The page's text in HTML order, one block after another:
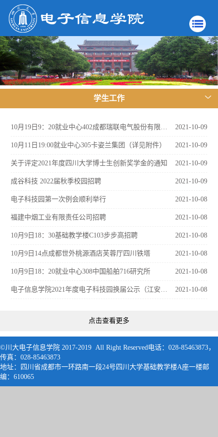
学生工作
2021-10-09
2021-10-09
10月11日19:00就业中心305卡姿兰集团（详见附件）
2021-10-09
关于评定2021年度四川大学博士生创新奖学金的通知
2021-10-09
成谷科技 2022届秋季校园招聘
2021-10-08
电子科技园第一次例会顺利举行
2021-10-08
福建中烟工业有限责任公司招聘
2021-10-08
10月9日18：30基础教学楼C103步步高招聘
2021-10-08
10月9日14点成都世外桃源酒店芙蓉厅四川铁塔
2021-10-08
10月9日18：20就业中心308中国船舶716研究所
2021-10-08
点击查看更多
©川大电子信息学院 2017-2019 All Right Reserved电话：028-85463873，
传真：028-85463873
地址：四川省成都市一环路南一段24号四川大学基础教学楼A座一楼邮
编：610065